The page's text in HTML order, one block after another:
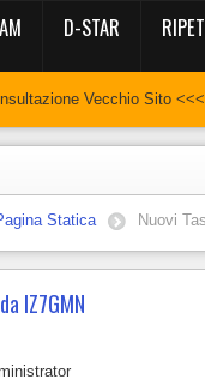
D-STAR
Vecchio Sito
Statica Nuovi
IZ7GMN